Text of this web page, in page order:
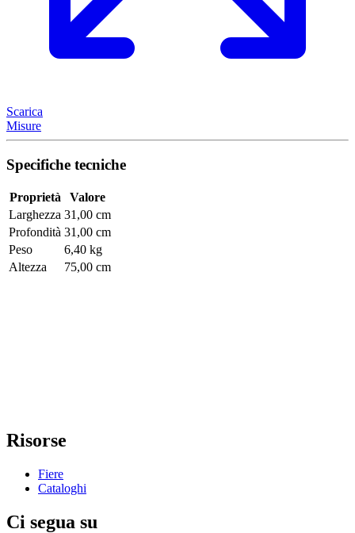
Scarica
Misure
Specifiche tecniche
Proprietà
Valore
Larghezza 31,00 cm
Profondità 31,00 cm
Peso
6,40 kg
Altezza
75,00 cm
Risorse
Fiere
Cataloghi
Ci segua su